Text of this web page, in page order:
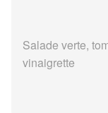
Salade verte,
vinaigrette